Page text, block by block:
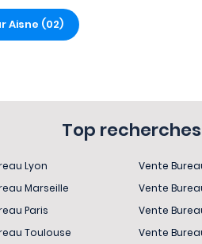
Aisne (02)
Top recherches
Lyon
Marseille
Paris
Toulouse
Vente
Vente
Vente
Vente